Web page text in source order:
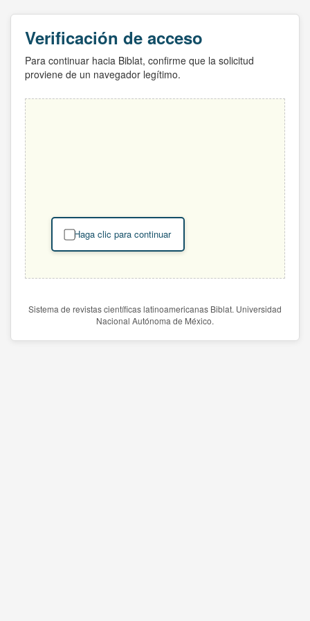
Verificación de acceso
Para continuar hacia Biblat, confirme que la solicitud
proviene de un navegador legítimo.
Haga clic para continuar
Sistema de revistas científicas latinoamericanas Biblat. Universidad
Nacional Autónoma de México.